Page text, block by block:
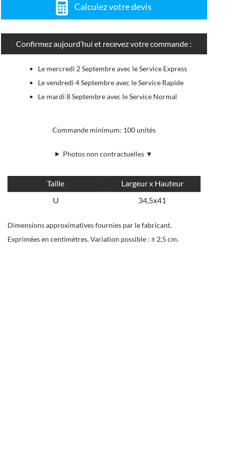
Calculez votre devis
Confirmez aujourd’hui et recevez votre commande :
Le mercredi 2 Septembre avec le Service Express
Le vendredi 4 Septembre avec le Service Rapide
Le mardi 8 Septembre avec le Service Normal
Commande minimum: 100 unités
Photos non contractuelles ▼
Taille
Largeur x Hauteur
U
34,5x41
Dimensions approximatives fournies par le fabricant.
Exprimées en centimètres. Variation possible : ± 2,5 cm.